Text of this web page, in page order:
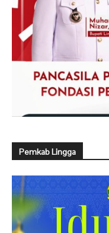
Pemkab Lingga